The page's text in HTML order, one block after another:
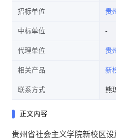
招标单位 贵
中标单位
代理单位 贵
相关产品 新
联系方式 熊
正文内容
贵州省社会主义学院新校区